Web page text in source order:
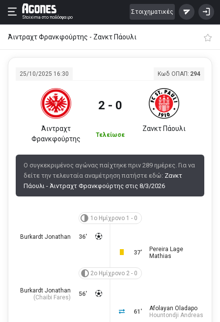
Stoixima στο ποδόσφαιρο
Στοιχηματικές
Άιντραχτ Φρανκφούρτης - Ζανκτ Πάουλι
25/10/2025 16:30 Κωδ ΟΠΑΠ: 294
Άιντραχτ
Φρανκφούρτης
2 - 0
Τελείωσε
Ζανκτ Πάουλι
Ο συγκεκριμένος αγώνας παίχτηκε πριν 289 ημέρες. Για να
δείτε την τελευταία αναμέτρηση πατήστε εδώ: Ζανκτ
Πάουλι - Άιντραχτ Φρανκφούρτης στις 8/3/2026
1ο Ημίχρονο 1 - 0
36'
Burkardt Jonathan
37'
Pereira Lage
Mathias
2ο Ημίχρονο 2 - 0
56'
Burkardt Jonathan
(Chaibi Fares)
61'
Afolayan Oladapo
Hountondji Andreas